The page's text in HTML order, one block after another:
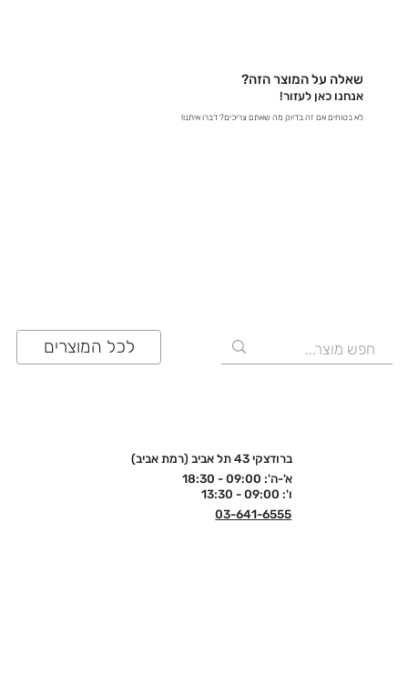
ולוודא שתעשו את הבחירה הנכונה!
שאלה על המוצר הזה?
אנחנו כאן לעזור!
לא בטוחים אם זה בדיוק מה שאתם צריכים? דברו איתנו!
לכל המוצרים
ברודצקי 43 תל אביב (רמת אביב)
א'-ה': 09:00 - 18:30
ו': 09:00 - 13:30
03-641-6555